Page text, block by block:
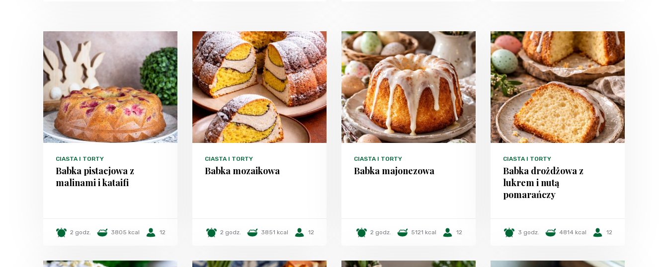
CIASTA I TORTY
Babka pistacjowa z
malinami i kataifi
2 godz. 3805 kcal 12
CIASTA I TORTY
Babka mozaikowa
2 godz. 3851 kcal 12
CIASTA I TORTY
Babka majonezowa
2 godz. 5121 kcal 12
CIASTA I TORTY
Babka drożdżowa z
lukrem i nutą
pomarańczy
3 godz. 4814 kcal 12